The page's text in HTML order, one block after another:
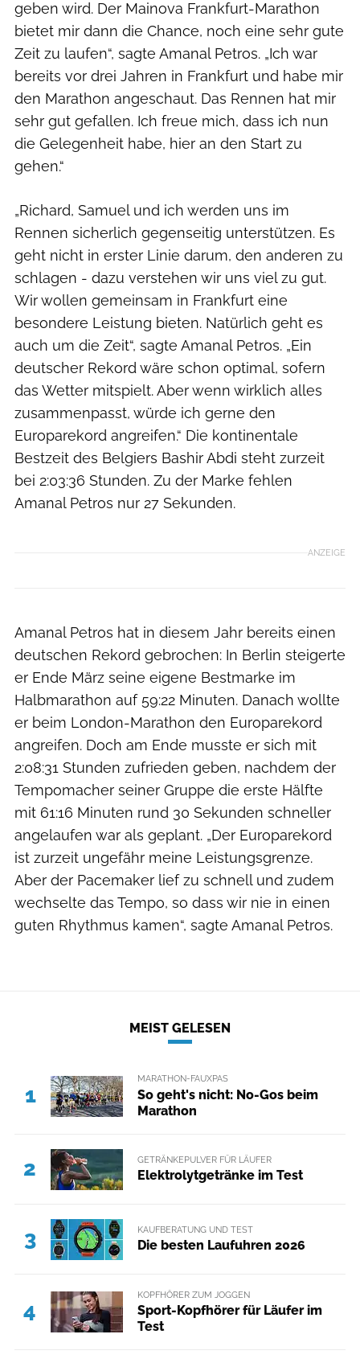
geben wird. Der Mainova Frankfurt-Marathon
bietet mir dann die Chance, noch eine sehr gute
Zeit zu laufen“, sagte Amanal Petros. „Ich war
bereits vor drei Jahren in Frankfurt und habe mir
den Marathon angeschaut. Das Rennen hat mir
sehr gut gefallen. Ich freue mich, dass ich nun
die Gelegenheit habe, hier an den Start zu
gehen.“
„Richard, Samuel und ich werden uns im
Rennen sicherlich gegenseitig unterstützen. Es
geht nicht in erster Linie darum, den anderen zu
schlagen - dazu verstehen wir uns viel zu gut.
Wir wollen gemeinsam in Frankfurt eine
besondere Leistung bieten. Natürlich geht es
auch um die Zeit“, sagte Amanal Petros. „Ein
deutscher Rekord wäre schon optimal, sofern
das Wetter mitspielt. Aber wenn wirklich alles
zusammenpasst, würde ich gerne den
Europarekord angreifen.“ Die kontinentale
Bestzeit des Belgiers Bashir Abdi steht zurzeit
bei 2:03:36 Stunden. Zu der Marke fehlen
Amanal Petros nur 27 Sekunden.
ANZEIGE
Amanal Petros hat in diesem Jahr bereits einen
deutschen Rekord gebrochen: In Berlin steigerte
er Ende März seine eigene Bestmarke im
Halbmarathon auf 59:22 Minuten. Danach wollte
er beim London-Marathon den Europarekord
angreifen. Doch am Ende musste er sich mit
2:08:31 Stunden zufrieden geben, nachdem der
Tempomacher seiner Gruppe die erste Hälfte
mit 61:16 Minuten rund 30 Sekunden schneller
angelaufen war als geplant. „Der Europarekord
ist zurzeit ungefähr meine Leistungsgrenze.
Aber der Pacemaker lief zu schnell und zudem
wechselte das Tempo, so dass wir nie in einen
guten Rhythmus kamen“, sagte Amanal Petros.
MEIST GELESEN
1
MARATHON-FAUXPAS
So geht's nicht: No-Gos beim
Marathon
2 GETRÄNKEPULVER FÜR LÄUFER
Elektrolytgetränke im Test
3 KAUFBERATUNG UND TEST
Die besten Laufuhren 2026
4
KOPFHÖRER ZUM JOGGEN
Sport-Kopfhörer für Läufer im
Test